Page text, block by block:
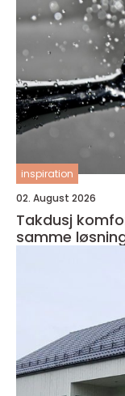
inspiration
02. August 2026
Takdusj komfort, design og funksjon i
samme